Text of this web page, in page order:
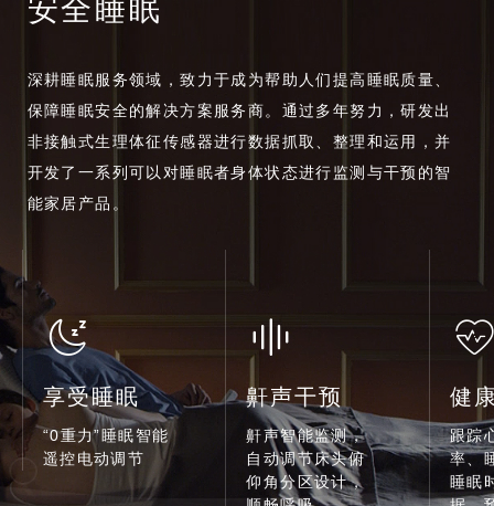
安全睡眠
深耕睡眠服务领域，致力于成为帮助人们提高睡眠质量、
保障睡眠安全的解决方案服务商。通过多年努力，研发出
非接触式生理体征传感器进行数据抓取、整理和运用，并
开发了一系列可以对睡眠者身体状态进行监测与干预的智
能家居产品。
享受睡眠
“0重力”睡眠智能
遥控电动调节
鼾声干预
鼾声智能监测，
自动调节床头俯
仰角分区设计，
健
跟踪
率、
睡眠